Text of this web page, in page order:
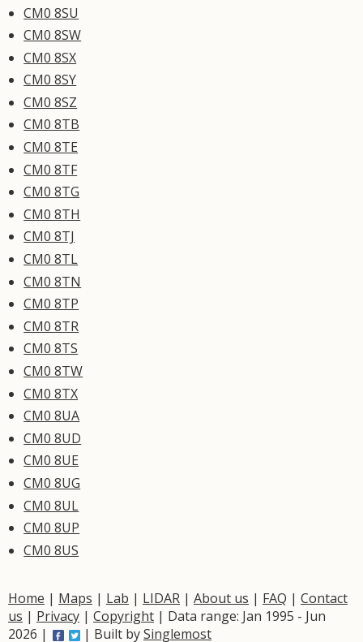
CM0 8SU
CM0 8SW
CM0 8SX
CM0 8SY
CM0 8SZ
CM0 8TB
CM0 8TE
CM0 8TF
CM0 8TG
CM0 8TH
CM0 8TJ
CM0 8TL
CM0 8TN
CM0 8TP
CM0 8TR
CM0 8TS
CM0 8TW
CM0 8TX
CM0 8UA
CM0 8UD
CM0 8UE
CM0 8UG
CM0 8UL
CM0 8UP
CM0 8US
Home | Maps | Lab | LIDAR | About us | FAQ | Contact
us | Privacy | Copyright | Data range: Jan 1995 - Jun
2026 |
| Built bySinglemost